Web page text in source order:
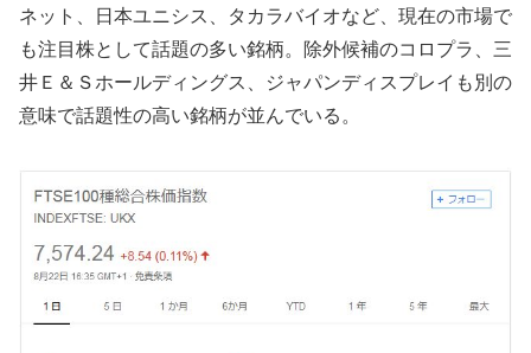
ネット、日本ユニシス、タカラバイオなど、現在の市場で
も注目株として話題の多い銘柄。除外候補のコロプラ、三
井Ｅ＆Ｓホールディングス、ジャパンディスプレイも別の
意味で話題性の高い銘柄が並んでいる。